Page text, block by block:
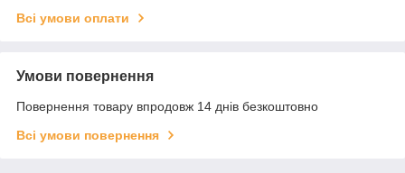
Всі умови оплати
Умови повернення
Повернення товару впродовж 14 днів безкоштовно
Всі умови повернення